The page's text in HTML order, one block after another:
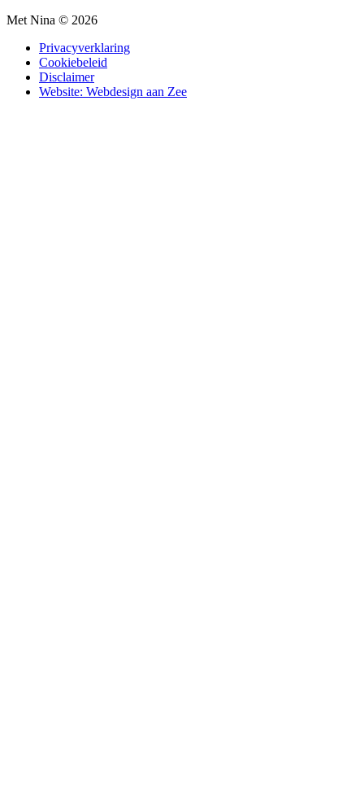
Met Nina © 2026
Privacyverklaring
Cookiebeleid
Disclaimer
Website: Webdesign aan Zee